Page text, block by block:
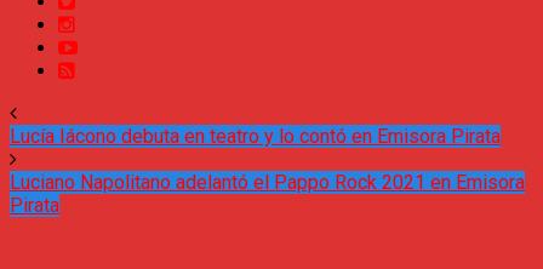
Lucía Iácono debuta en teatro y lo contó en Emisora Pirata
Luciano Napolitano adelantó el Pappo Rock 2021 en Emisora
Pirata